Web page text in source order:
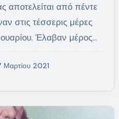
στις τέσσερις μέρες
Έλαβαν μέρος…
Μαρτίου 2021